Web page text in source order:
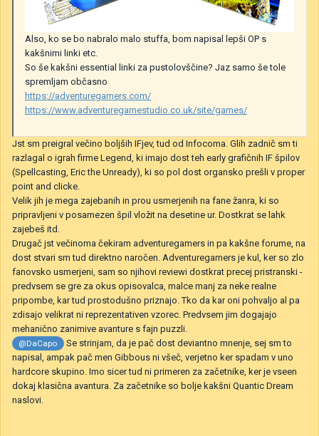
Also, ko se bo nabralo malo stuffa, bom napisal lepši OP s
kakšnimi linki etc.
So še kakšni essential linki za pustolovščine? Jaz samo še tole
spremljam občasno
https://adventuregamers.com/
https://www.adventuregamestudio.co.uk/site/games/
Jst sm preigral večino boljših IFjev, tud od Infocoma. Glih zadnič sm ti
razlagal o igrah firme Legend, ki imajo dost teh early grafičnih IF špilov
(Spellcasting, Eric the Unready), ki so pol dost organsko prešli v proper
point and clicke.
Velik jih je mega zajebanih in prou usmerjenih na fane žanra, ki so
pripravljeni v posamezen špil vložit na desetine ur. Dostkrat se lahk
zajebeš itd.
Drugač jst večinoma čekiram adventuregamers in pa kakšne forume, na
dost stvari sm tud direktno naročen. Adventuregamers je kul, ker so zlo
fanovsko usmerjeni, sam so njihovi reviewi dostkrat precej pristranski -
predvsem se gre za okus opisovalca, malce manj za neke realne
pripombe, kar tud prostodušno priznajo. Tko da kar oni pohvaljo al pa
zdisajo velikrat ni reprezentativen vzorec. Predvsem jim dogajajo
mehanično zanimive avanture s fajn puzzli.
@DaCapo
Se strinjam, da je pač dost deviantno mnenje, sej sm to
napisal, ampak pač men Gibbous ni všeč, verjetno ker spadam v uno
hardcore skupino. Imo sicer tud ni primeren za začetnike, ker je vseen
dokaj klasična avantura. Za začetnike so bolje kakšni Quantic Dream
naslovi.